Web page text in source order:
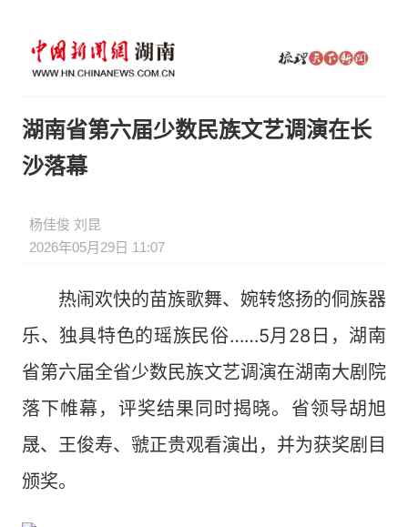
湖南省第六届少数民族文艺调演在长
沙落幕
杨佳俊 刘昆
2026年05月29日 11:07
热闹欢快的苗族歌舞、婉转悠扬的侗族器
乐、独具特色的瑶族民俗……5月28日，湖南
省第六届全省少数民族文艺调演在湖南大剧院
落下帷幕，评奖结果同时揭晓。省领导胡旭
晟、王俊寿、虢正贵观看演出，并为获奖剧目
颁奖。